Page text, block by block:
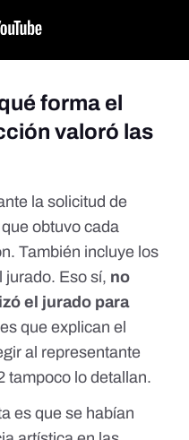
forma el
valoró las
la solicitud de
obtuvo cada
También incluye los
jurado. Eso sí, no
el jurado para
que explican el
al representante
tampoco lo detallan.
es que se habían